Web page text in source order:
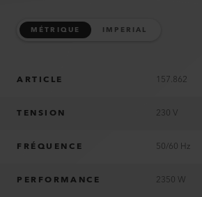
MÉTRIQUE IMPERIAL
ARTICLE 157.862
TENSION 230 V
FRÉQUENCE 50/60 Hz
PERFORMANCE 2350 W